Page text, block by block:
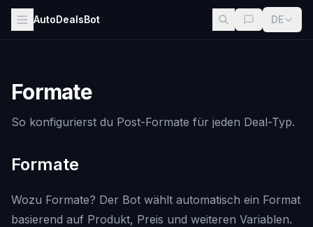
AutoDealsBot DE
Formate
So konfigurierst du Post-Formate für jeden Deal-Typ.
Formate
Wozu Formate? Der Bot wählt automatisch ein Format
basierend auf Produkt, Preis und weiteren Variablen.